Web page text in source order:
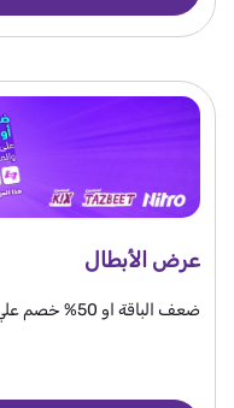
عرض الأبطال
ضعف الباقة او 50% خصم علي لكنترول و Nitro